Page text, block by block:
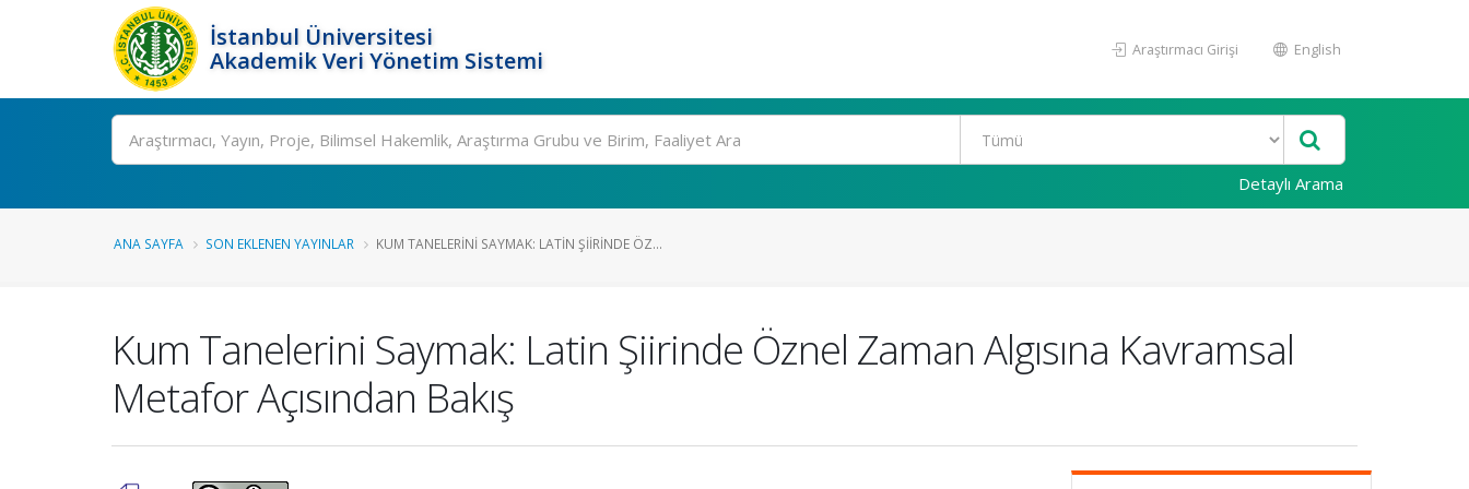
İstanbul Üniversitesi
Akademik Veri Yönetim Sistemi
Araştırmacı Girişi English
Ara
Detaylı Arama
ANA SAYFA SON EKLENEN YAYINLAR KUM TANELERINI SAYMAK: LATIN ŞIIRINDE ÖZ...
Kum Tanelerini Saymak: Latin Şiirinde Öznel Zaman Algısına Kavramsal
Metafor Açısından Bakış